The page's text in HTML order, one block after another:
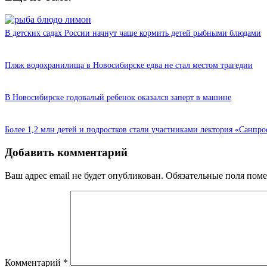
В детских садах России начнут чаще кормить детей рыбными блюдами
Пляж водохранилища в Новосибирске едва не стал местом трагедии
В Новосибирске годовалый ребенок оказался заперт в машине
Более 1,2 млн детей и подростков стали участниками лектория
Добавить комментарий
Ваш адрес email не будет опубликован. Обязательные поля
Комментарий *